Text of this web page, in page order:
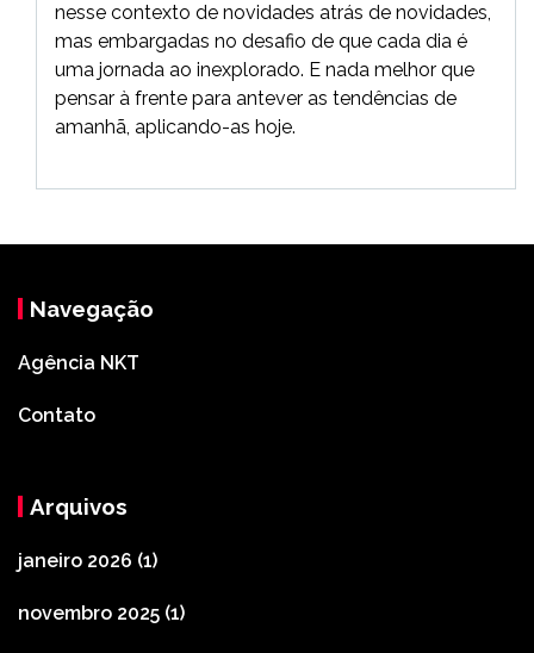
nesse contexto de novidades atrás de novidades,
mas embargadas no desafio de que cada dia é
uma jornada ao inexplorado. E nada melhor que
pensar à frente para antever as tendências de
amanhã, aplicando-as hoje.
Navegação
Agência NKT
Contato
Arquivos
janeiro 2026 (1)
novembro 2025 (1)